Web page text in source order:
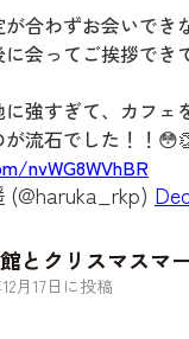
合わずお会いでき
会ってご挨拶でき
強すぎて、カフェ
流石でした！！
nvWG8WVhBR
とクリスマスマ
12月 17日に投稿